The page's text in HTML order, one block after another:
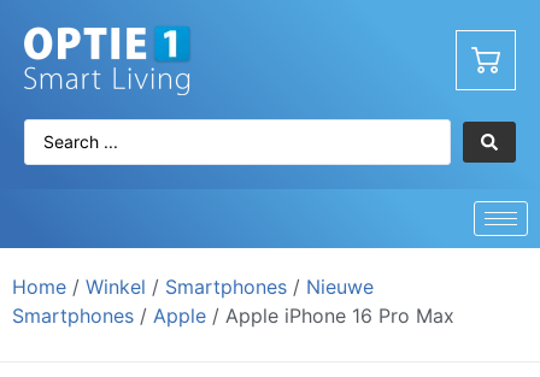
Home / Winkel / Smartphones / Nieuwe
Smartphones / Apple / Apple iPhone 16 Pro Max